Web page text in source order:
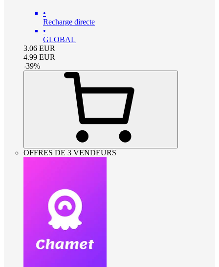
•
Recharge directe
•
GLOBAL
3.06 EUR
4.99 EUR
-39%
OFFRES DE 3 VENDEURS